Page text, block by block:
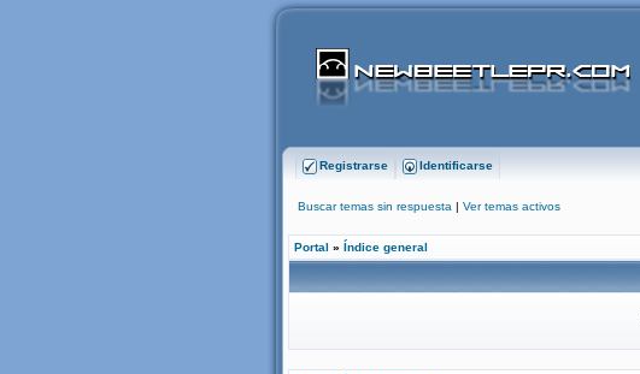
Registrarse Identificarse
Buscar temas sin respuesta | Ver temas activos
Portal » Índice general